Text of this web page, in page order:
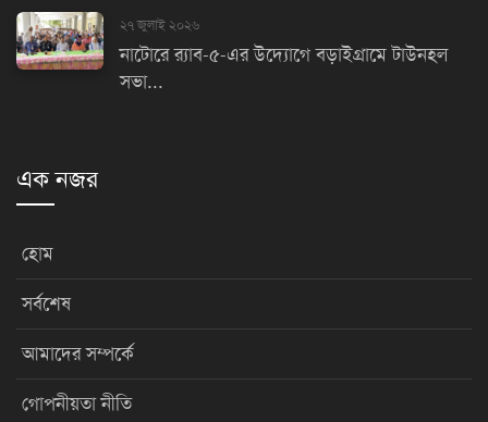
২৭ জুলাই ২০২৬
নাটোরে র‌্যাব-৫-এর উদ্যোগে বড়াইগ্রামে টাউনহল
সভা...
এক নজর
হোম
সর্বশেষ
আমাদের সম্পর্কে
গোপনীয়তা নীতি